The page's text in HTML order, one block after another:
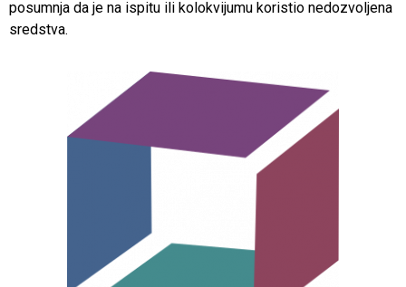
posumnja da je na ispitu ili kolokvijumu koristio nedozvoljena
sredstva.